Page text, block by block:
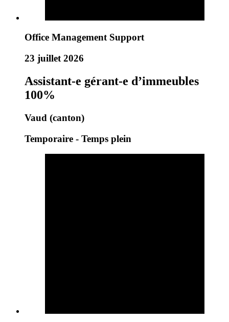
Office Management Support
23 juillet 2026
Assistant-e gérant-e d’immeubles
100%
Vaud (canton)
Temporaire - Temps plein